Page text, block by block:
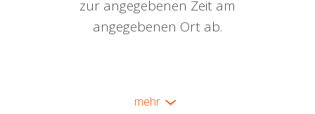
zur angegebenen Zeit am
angegebenen Ort ab.
mehr